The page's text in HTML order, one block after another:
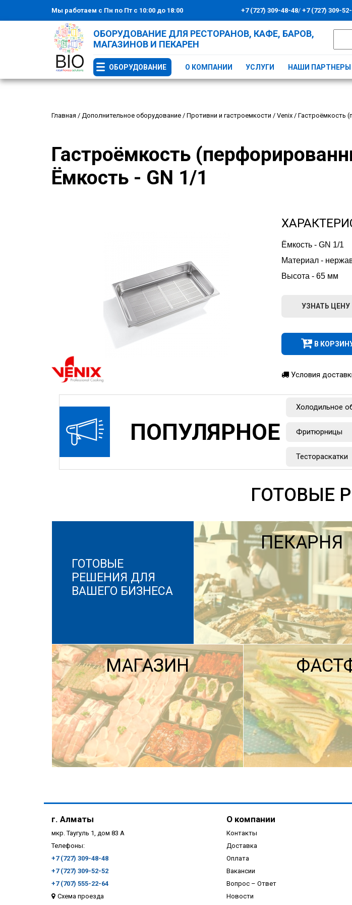
Мы работаем с Пн по Пт с 10:00 до 18:00 +7 (727) 309-48-48/+7 (727) 309-
ОБОРУДОВАНИЕ ДЛЯ РЕСТОРАНОВ, КАФЕ, БАРОВ,
МАГАЗИНОВ И ПЕКАРЕН
ОБОРУДОВАНИЕ О КОМПАНИИ УСЛУГИ НАШИ ПАРТНЕРЫ
Главная / Дополнительное оборудование / Противни и гастроемкости / Venix / Гастроёмкость
Гастроёмкость
Ёмкость - GN 1/1
Ёмкость - GN 1/1
Материал -
Высота - 65 мм
УЗНАТЬ ЦЕНУ
В
Условия
ПОПУЛЯРНОЕ
Холодильное
Фритюрницы
Тестораскатки
ГОТОВЫЕ
ГОТОВЫЕ
РЕШЕНИЯ ДЛЯ
ВАШЕГО БИЗНЕСА
ПЕКАРНЯ
ПОДРОБНЕЕ
МАГАЗИН
г. Алматы
мкр. Таугуль 1, дом 83 А
Телефоны:
+7 (727) 309-48-48
+7 (727) 309-52-52
+7 (707) 555-22-64
Схема проезда
О компании
Контакты
Доставка
Оплата
Вакансии
Вопрос – Ответ
Новости